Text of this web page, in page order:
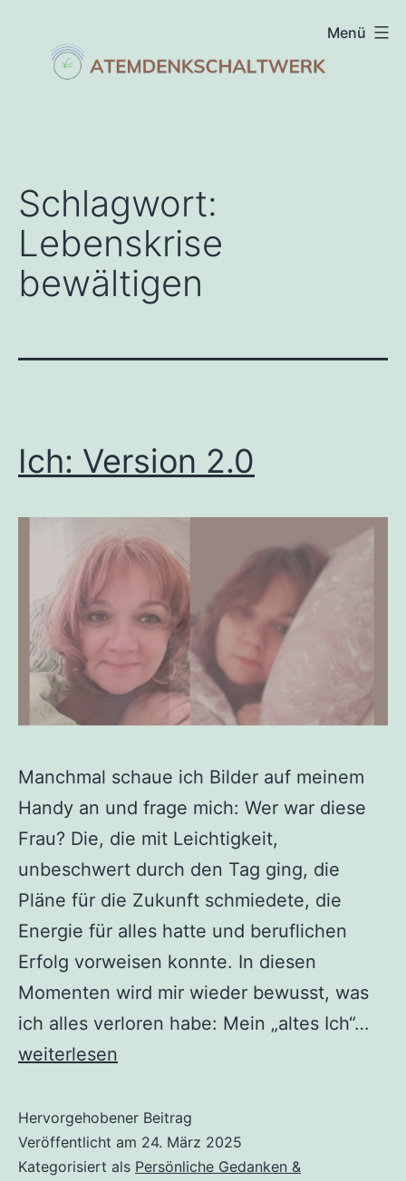
springen
Menü
Schlagwort:
Lebenskrise
bewältigen
Ich: Version 2.0
Manchmal schaue ich Bilder auf meinem
Handy an und frage mich: Wer war diese
Frau? Die, die mit Leichtigkeit,
unbeschwert durch den Tag ging, die
Pläne für die Zukunft schmiedete, die
Energie für alles hatte und beruflichen
Erfolg vorweisen konnte. In diesen
Momenten wird mir wieder bewusst, was
ich alles verloren habe: Mein „altes Ich“…
Ich:
2.0
weiterlesen
Hervorgehobener Beitrag
Veröffentlicht am 24. März 2025
Kategorisiert als Persönliche Gedanken &